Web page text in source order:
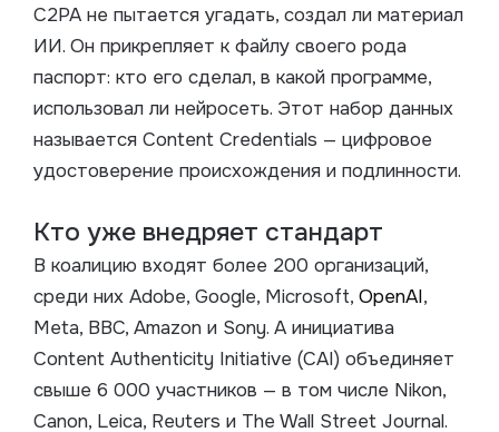
C2PA не пытается угадать, создал ли материал
ИИ. Он прикрепляет к файлу своего рода
паспорт: кто его сделал, в какой программе,
использовал ли нейросеть. Этот набор данных
называется Content Credentials — цифровое
удостоверение происхождения и подлинности.
Кто уже внедряет стандарт
В коалицию входят более 200 организаций,
среди них Adobe, Google, Microsoft, OpenAI,
Meta, BBC, Amazon и Sony. А инициатива
Content Authenticity Initiative (CAI) объединяет
свыше 6 000 участников — в том числе Nikon,
Canon, Leica, Reuters и The Wall Street Journal.